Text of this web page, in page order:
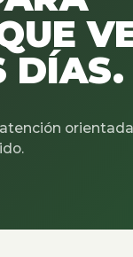
DÍAS.